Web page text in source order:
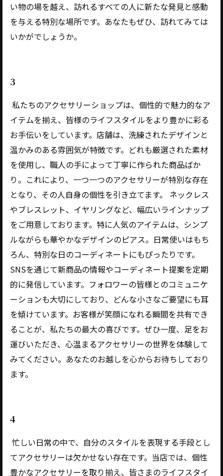
い物の場を越え、訪れるすべての人に新たな発見と感動
を与える特別な場所です。あなたもぜひ、訪れてみては
いかがでしょうか。
3
私たちのアクセサリーショップは、個性的で魅力的なア
イテムを揃え、皆様のライフスタイルをより豊かに彩る
お手伝いをしています。店舗は、洗練されたデザインと
温かみのある雰囲気が特徴です。どれも厳選された素材
を使用し、職人の手によって丁寧に作られた商品ばか
り。これにより、一つ一つのアクセサリーが特別な存在
となり、その人自身の個性を引き立てます。 ネックレス
やブレスレット、イヤリングなど、幅広いラインナップ
をご用意しております。特に人気のアイテムは、シンプ
ルながらも華やかなデザインのピアス。日常使いはもち
ろん、特別な日のコーディネートにもぴったりです。
SNSを通じて新商品の情報やコーディネート提案を定期
的に発信しています。フォロワーの皆様とのコミュニケ
ーションも大切にしており、どんな小さなご要望にも耳
を傾けています。お客様が笑顔になれる瞬間を共有でき
ることが、私たちの最大の喜びです。ぜひ一度、足をお
運びいただき、心温まるアクセサリーの世界を体験して
みてください。あなたのお越しを心からお待ちしており
ます。
4
忙しい日常の中で、自分のスタイルを表現する手段とし
てアクセサリーは欠かせない存在です。当店では、個性
豊かなアクセサリーを取り揃え、皆さまのライフスタイ